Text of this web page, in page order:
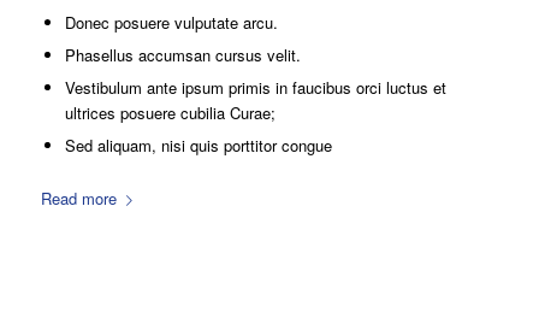
Donec posuere vulputate arcu.
Phasellus accumsan cursus velit.
Vestibulum ante ipsum primis in faucibus orci luctus et
ultrices posuere cubilia Curae;
Sed aliquam, nisi quis porttitor congue
Read more